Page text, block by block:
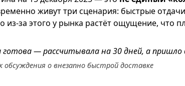
живут три сценария: быстрые
из-за этого у рынка растёт ощущение, что
готова — рассчитывала на 30 дней, а пришло
о внезапно быстрой доставке